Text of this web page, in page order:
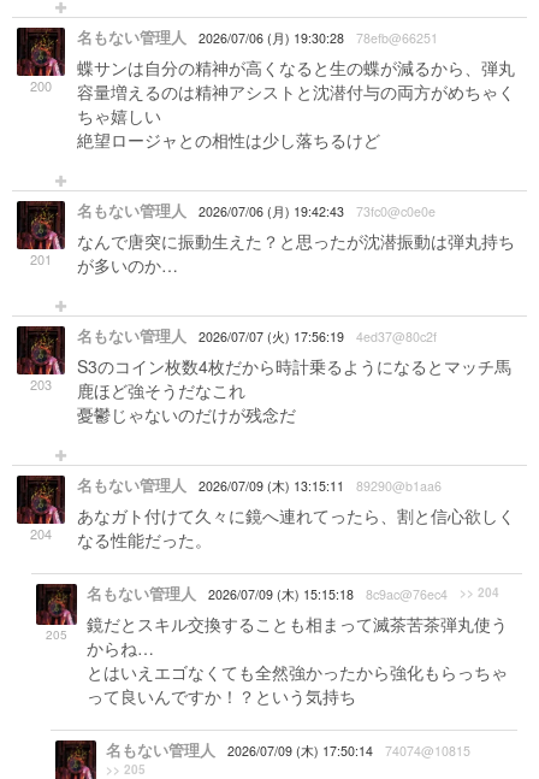
200
名もない管理人 2026/07/06 (月) 19:30:28 78efb@66251
蝶サンは自分の精神が高くなると生の蝶が減るから、弾丸
容量増えるのは精神アシストと沈潜付与の両方がめちゃく
ちゃ嬉しい
絶望ロージャとの相性は少し落ちるけど
201
名もない管理人 2026/07/06 (月) 19:42:43 73fc0@c0e0e
なんで唐突に振動生えた？と思ったが沈潜振動は弾丸持ち
が多いのか…
203
名もない管理人 2026/07/07 (火) 17:56:19 4ed37@80c2f
S3のコイン枚数4枚だから時計乗るようになるとマッチ馬
鹿ほど強そうだなこれ
憂鬱じゃないのだけが残念だ
204
名もない管理人 2026/07/09 (木) 13:15:11 89290@b1aa6
あなガト付けて久々に鏡へ連れてったら、割と信心欲しく
なる性能だった。
205
名もない管理人 2026/07/09 (木) 15:15:18 8c9ac@76ec4 >> 204
鏡だとスキル交換することも相まって滅茶苦茶弾丸使う
からね…
とはいえエゴなくても全然強かったから強化もらっちゃ
って良いんですか！？という気持ち
名もない管理人 2026/07/09 (木) 17:50:14 74074@10815
>> 205